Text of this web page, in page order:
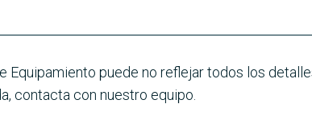
Equipamiento puede no reflejar todos los
contacta con nuestro equipo.